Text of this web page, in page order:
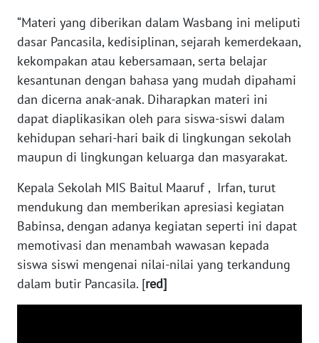
“Materi yang diberikan dalam Wasbang ini meliputi
dasar Pancasila, kedisiplinan, sejarah kemerdekaan,
kekompakan atau kebersamaan, serta belajar
kesantunan dengan bahasa yang mudah dipahami
dan dicerna anak-anak. Diharapkan materi ini
dapat diaplikasikan oleh para siswa-siswi dalam
kehidupan sehari-hari baik di lingkungan sekolah
maupun di lingkungan keluarga dan masyarakat.
Kepala Sekolah MIS Baitul Maaruf , Irfan, turut
mendukung dan memberikan apresiasi kegiatan
Babinsa, dengan adanya kegiatan seperti ini dapat
memotivasi dan menambah wawasan kepada
siswa siswi mengenai nilai-nilai yang terkandung
dalam butir Pancasila. [red]
RIAU
WN
SERAMBI
WN
JAMBI
WN
SULTRA
WN
NTB
WN
SULTENG